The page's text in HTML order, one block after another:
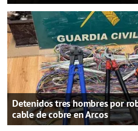
Detenidos tres hombres por
cable de cobre en Arcos